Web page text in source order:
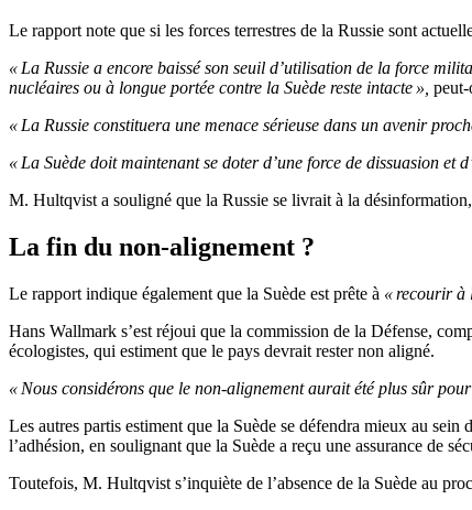
Le rapport note que si les forces terrestres de la Russie sont
« La Russie a encore baissé son seuil d’utilisation de la force
nucléaires ou à longue portée contre la Suède reste intacte »,
« La Russie constituera une menace sérieuse dans un avenir
« La Suède doit maintenant se doter d’une force de dissuasion et
M. Hultqvist a souligné que la Russie se livrait à la
La fin du non-alignement ?
Le rapport indique également que la Suède est prête à « recourir à
Hans Wallmark s’est réjoui que la commission de la Défense,
écologistes, qui estiment que le pays devrait rester non aligné.
« Nous considérons que le non-alignement aurait été plus sûr pour
Les autres partis estiment que la Suède se défendra mieux au
l’adhésion, en soulignant que la Suède a reçu une assurance de
Toutefois, M. Hultqvist s’inquiète de l’absence de la Suède au